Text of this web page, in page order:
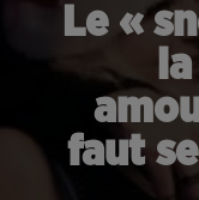
Le «
faut